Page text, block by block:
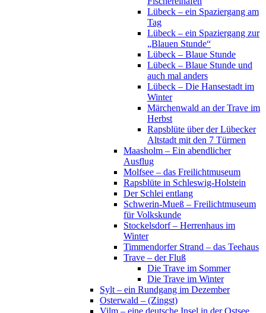
Lübeck – ein Spaziergang am
Tag
Lübeck – ein Spaziergang zur
„Blauen Stunde“
Lübeck – Blaue Stunde
Lübeck – Blaue Stunde und
auch mal anders
Lübeck – Die Hansestadt im
Winter
Märchenwald an der Trave im
Herbst
Rapsblüte über der Lübecker
Altstadt mit den 7 Türmen
Maasholm – Ein abendlicher
Ausflug
Molfsee – das Freilichtmuseum
Rapsblüte in Schleswig-Holstein
Der Schlei entlang
Schwerin-Mueß – Freilichtmuseum
für Volkskunde
Stockelsdorf – Herrenhaus im
Winter
Timmendorfer Strand – das Teehaus
Trave – der Fluß
Die Trave im Sommer
Die Trave im Winter
Sylt – ein Rundgang im Dezember
Osterwald – (Zingst)
Vilm – eine deutsche Insel in der Ostsee